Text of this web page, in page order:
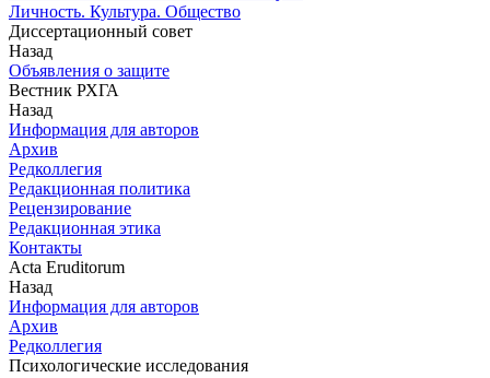
Личность. Культура. Общество
Диссертационный совет
Назад
Объявления о защите
Вестник РХГА
Назад
Информация для авторов
Архив
Редколлегия
Редакционная политика
Рецензирование
Редакционная этика
Контакты
Acta Eruditorum
Назад
Информация для авторов
Архив
Редколлегия
Психологические исследования